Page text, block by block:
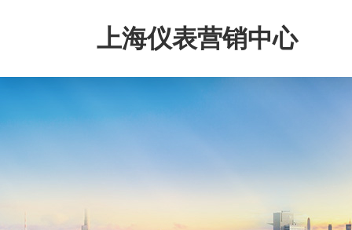
上海仪表营销中心